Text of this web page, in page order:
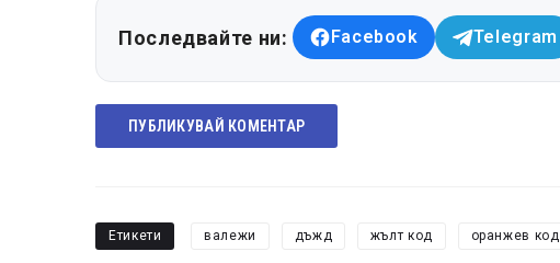
Последвайте ни: Facebook Telegram
ПУБЛИКУВАЙ КОМЕНТАР
Етикети валежи дъжд жълт код оранжев код